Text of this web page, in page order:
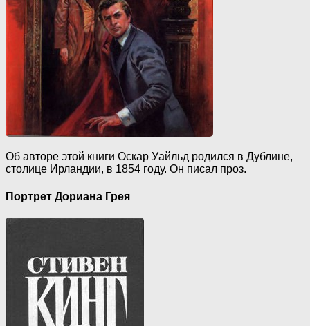
Об авторе этой книги Оскар Уайльд родился в Дублине,
столице Ирландии, в 1854 году. Он писал проз.
Портрет Дориана Грея